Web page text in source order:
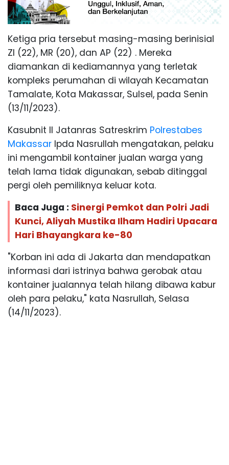
Ketiga pria tersebut masing-masing berinisial
ZI (22), MR (20), dan AP (22) . Mereka
diamankan di kediamannya yang terletak
kompleks perumahan di wilayah Kecamatan
Tamalate, Kota Makassar, Sulsel, pada Senin
(13/11/2023).
Kasubnit II Jatanras Satreskrim Polrestabes
Makassar Ipda Nasrullah mengatakan, pelaku
ini mengambil kontainer jualan warga yang
telah lama tidak digunakan, sebab ditinggal
pergi oleh pemiliknya keluar kota.
Baca Juga : Sinergi Pemkot dan Polri Jadi
Kunci, Aliyah Mustika Ilham Hadiri Upacara
Hari Bhayangkara ke-80
"Korban ini ada di Jakarta dan mendapatkan
informasi dari istrinya bahwa gerobak atau
kontainer jualannya telah hilang dibawa kabur
oleh para pelaku," kata Nasrullah, Selasa
(14/11/2023).